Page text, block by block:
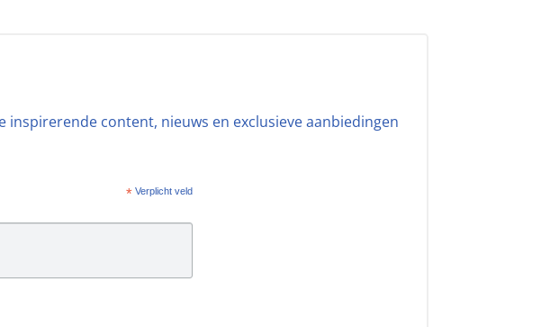
inspirerende content, nieuws en exclusieve aanbiedingen
*Verplicht veld